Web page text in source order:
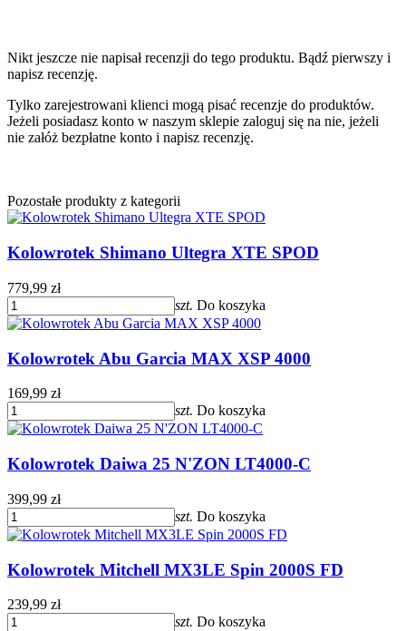
Nikt jeszcze nie napisał recenzji do tego produktu. Bądź pierwszy i
napisz recenzję.
Tylko zarejestrowani klienci mogą pisać recenzje do produktów.
Jeżeli posiadasz konto w naszym sklepie zaloguj się na nie, jeżeli
nie załóż bezpłatne konto i napisz recenzję.
Pozostałe produkty z kategorii
Kolowrotek Shimano Ultegra XTE SPOD
779,99 zł
szt. Do koszyka
Kolowrotek Abu Garcia MAX XSP 4000
169,99 zł
szt. Do koszyka
Kolowrotek Daiwa 25 N'ZON LT4000-C
399,99 zł
szt. Do koszyka
Kolowrotek Mitchell MX3LE Spin 2000S FD
239,99 zł
szt. Do koszyka